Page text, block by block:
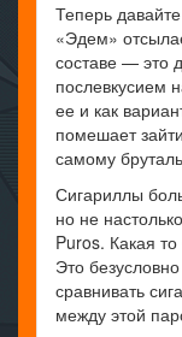
Теперь
«Эдем»
составе — это
послевкусием
ее и как
помешает
самому
Сигариллы
но не
Puros. Какая
Это
сравнивать
между этой